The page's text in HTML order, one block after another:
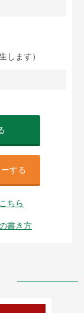
します）
する
ちら
書き方